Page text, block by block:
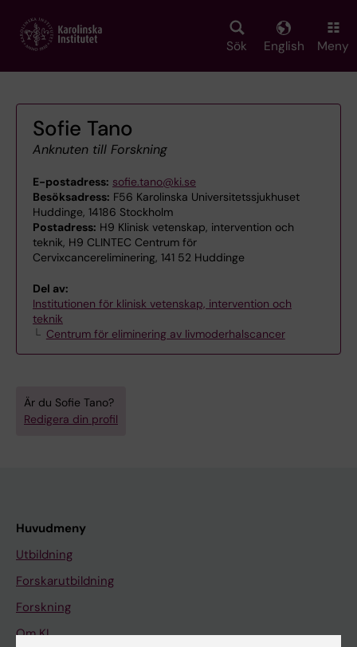
main
Sök English Meny
Sofie Tano
Anknuten till Forskning
E-postadress: sofie.tano@ki.se
Besöksadress: F56 Karolinska Universitetssjukhuset
Huddinge, 14186 Stockholm
Postadress: H9 Klinisk vetenskap, intervention och
teknik, H9 CLINTEC Centrum för
Cervixcancereliminering, 141 52 Huddinge
Del av:
Institutionen för klinisk vetenskap, intervention och
teknik
Centrum för eliminering av livmoderhalscancer
Är du Sofie Tano?
Redigera din profil
Huvudmeny
Utbildning
Forskarutbildning
Forskning
Om KI